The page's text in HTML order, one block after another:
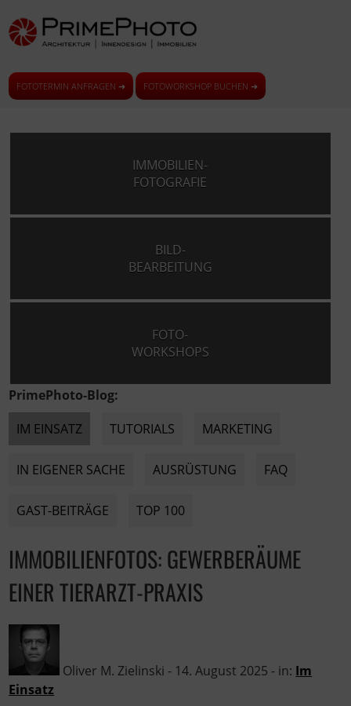
FOTOTERMIN ANFRAGEN ➜ FOTOWORKSHOP BUCHEN ➜
IMMOBILIEN-
FOTOGRAFIE
BILD-
BEARBEITUNG
FOTO-
WORKSHOPS
PrimePhoto-Blog:
IM EINSATZ
TUTORIALS MARKETING
IN EIGENER SACHE AUSRÜSTUNG FAQ
GAST-BEITRÄGE TOP 100
IMMOBILIENFOTOS: GEWERBERÄUME
EINER TIERARZT-PRAXIS
Oliver M. Zielinski - 14. August 2025 - in: Im
Einsatz